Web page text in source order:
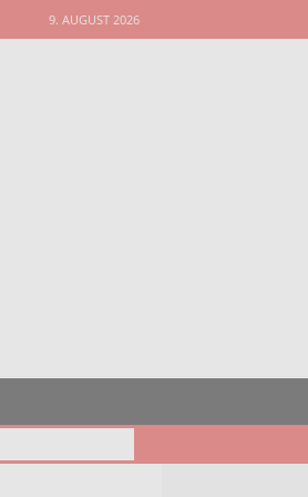
9. AUGUST 2026